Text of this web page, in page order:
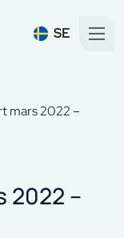
SE
mars 2022 –
2022 –